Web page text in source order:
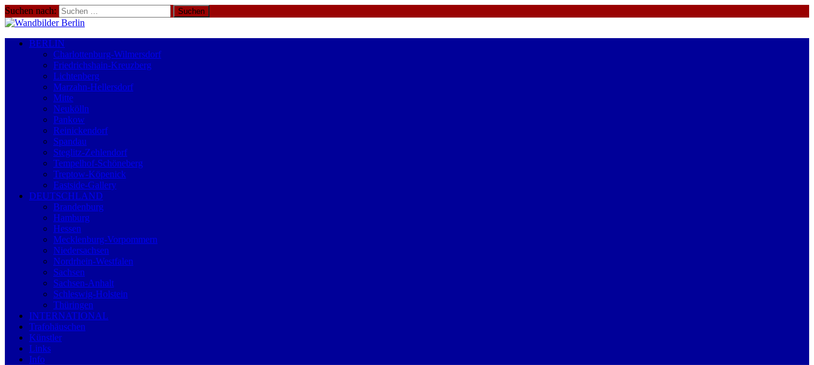
Suchen nach:
BERLIN
Charlottenburg-Wilmersdorf
Friedrichshain-Kreuzberg
Lichtenberg
Marzahn-Hellersdorf
Mitte
Neukölln
Pankow
Reinickendorf
Spandau
Steglitz-Zehlendorf
Tempelhof-Schöneberg
Treptow-Köpenick
Eastside-Gallery
DEUTSCHLAND
Brandenburg
Hamburg
Hessen
Mecklenburg-Vorpommern
Niedersachsen
Nordrhein-Westfalen
Sachsen
Sachsen-Anhalt
Schleswig-Holstein
Thüringen
INTERNATIONAL
Trafohäuschen
Künstler
Links
Info